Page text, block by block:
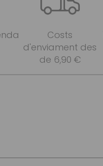
Costs
d'enviament des
de 6,90 €